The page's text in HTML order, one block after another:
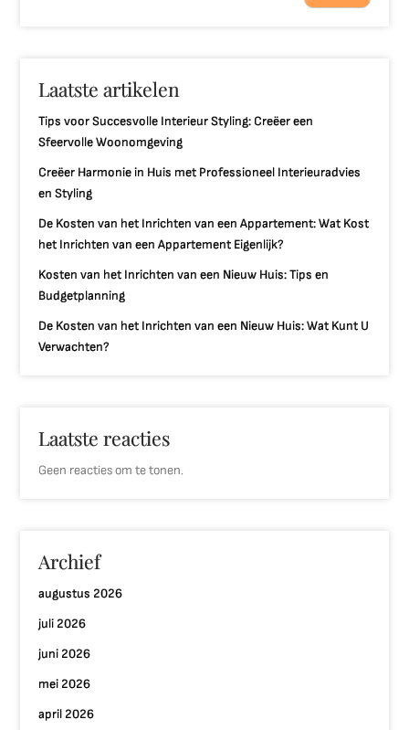
Laatste artikelen
Tips voor Succesvolle Interieur Styling: Creëer een
Sfeervolle Woonomgeving
Creëer Harmonie in Huis met Professioneel Interieuradvies
en Styling
De Kosten van het Inrichten van een Appartement: Wat Kost
het Inrichten van een Appartement Eigenlijk?
Kosten van het Inrichten van een Nieuw Huis: Tips en
Budgetplanning
De Kosten van het Inrichten van een Nieuw Huis: Wat Kunt U
Verwachten?
Laatste reacties
Geen reacties om te tonen.
Archief
augustus 2026
juli 2026
juni 2026
mei 2026
april 2026